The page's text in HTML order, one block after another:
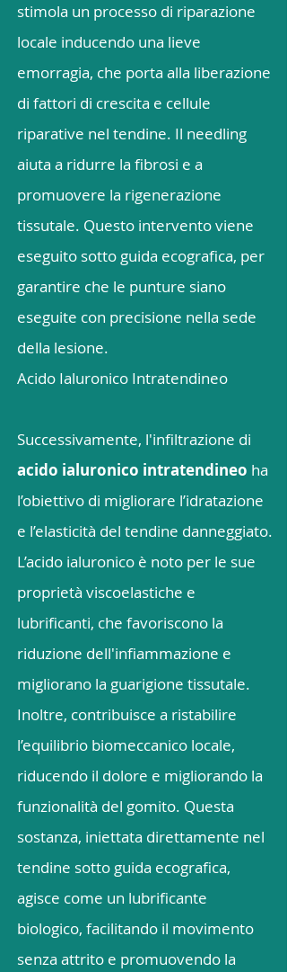
stimola un processo di riparazione
locale inducendo una lieve
emorragia, che porta alla liberazione
di fattori di crescita e cellule
riparative nel tendine. Il needling
aiuta a ridurre la fibrosi e a
promuovere la rigenerazione
tissutale. Questo intervento viene
eseguito sotto guida ecografica, per
garantire che le punture siano
eseguite con precisione nella sede
della lesione.
Acido Ialuronico Intratendineo
Successivamente, l'infiltrazione di
acido ialuronico intratendineo ha
l’obiettivo di migliorare l’idratazione
e l’elasticità del tendine danneggiato.
L’acido ialuronico è noto per le sue
proprietà viscoelastiche e
lubrificanti, che favoriscono la
riduzione dell'infiammazione e
migliorano la guarigione tissutale.
Inoltre, contribuisce a ristabilire
l’equilibrio biomeccanico locale,
riducendo il dolore e migliorando la
funzionalità del gomito. Questa
sostanza, iniettata direttamente nel
tendine sotto guida ecografica,
agisce come un lubrificante
biologico, facilitando il movimento
senza attrito e promuovendo la